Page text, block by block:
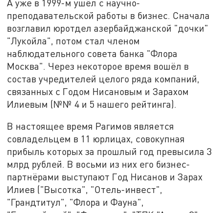
А уже в 1999-м ушёл с научно-
преподавательской работы в бизнес. Сначала
возглавил юротдел азербайджанской "дочки"
"Лукойла", потом стал членом
наблюдательного совета банка "Флора
Москва". Через некоторое время вошёл в
состав учредителей целого ряда компаний,
связанных с Годом Нисановым и Зарахом
Илиевым (№№ 4 и 5 нашего рейтинга).
В настоящее время Рагимов является
совладельцем в 11 юрлицах, совокупная
прибыль которых за прошлый год превысила 3
млрд рублей. В восьми из них его бизнес-
партнёрами выступают Год Нисанов и Зарах
Илиев ("Высотка", "Отель-инвест",
"Грандтитул", "Флора и Фауна",